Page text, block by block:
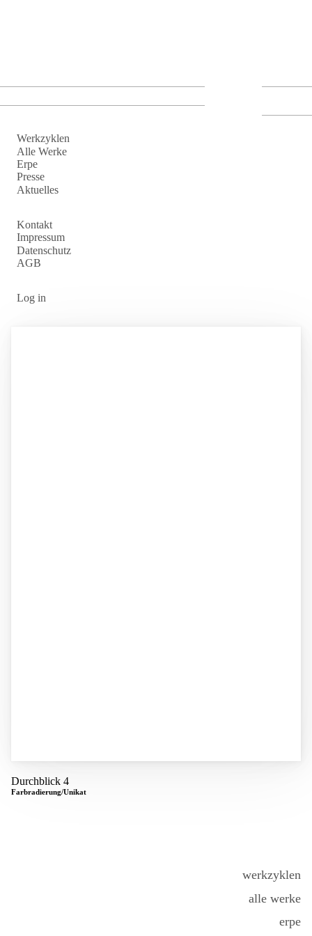
Off Canvas Menu
Werkzyklen
Alle Werke
Erpe
Presse
Aktuelles
Off Canvas Menu 2
Kontakt
Impressum
Datenschutz
AGB
User account menu
Log in
Durchblick 4
Farbradierung/Unikat
werkzyklen
alle werke
erpe